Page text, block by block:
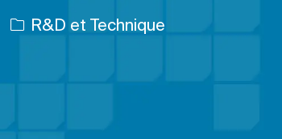
Catégorie
R&D et Technique